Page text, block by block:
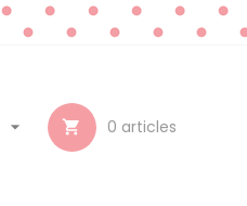
 0 articles
